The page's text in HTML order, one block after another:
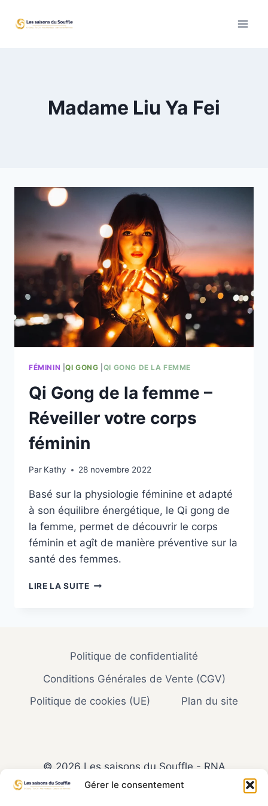
Gérer le consentement
Madame Liu Ya Fei
FÉMININ |QI GONG QI GONG DE LA FEMME
Qi Gong de la femme –
Réveiller votre corps
féminin
Par Kathy 28 novembre 2022
Basé sur la physiologie féminine et adapté
à son équilibre énergétique, le Qi gong de
la femme, permet de découvrir le corps
féminin et agît de manière préventive sur la
santé des femmes.
LIRE LA SUITEQI
RÉVEILLER
CORPS
FÉMININ
Politique de confidentialité
Conditions Générales de Vente (CGV)
Politique de cookies (UE)
Plan du site
© 2026 Les saisons du Souffle - RNA
W353014930 - Siret : 853 636 231 00021